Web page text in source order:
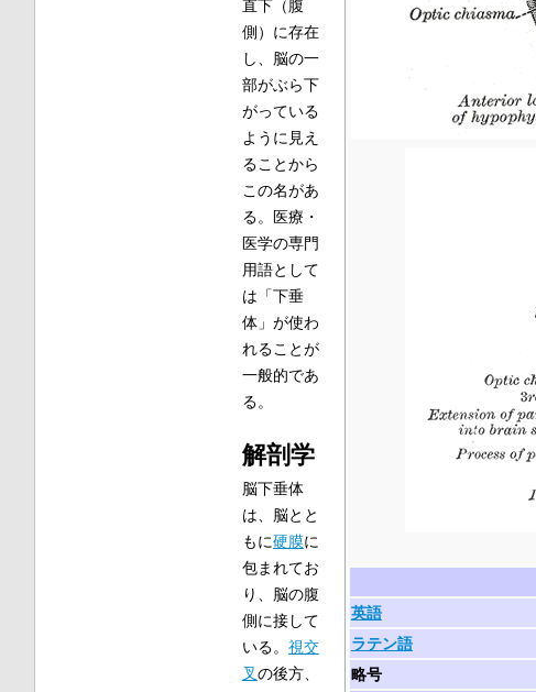
英語
ラテン語
略号
直下（腹
側）に存在
し、脳の一
部がぶら下
がっている
ように見え
ることから
この名があ
る。医療・
医学の専門
用語として
は「下垂
体」が使わ
れることが
一般的であ
る。
解剖学
脳下垂体
は、脳とと
もに硬膜に
包まれてお
り、脳の腹
側に接して
いる。 視交
叉の後方、